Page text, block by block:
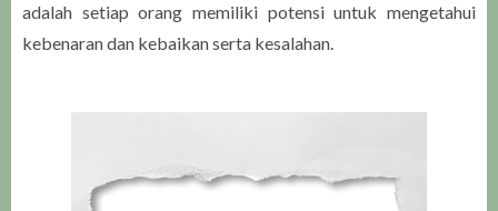
adalah setiap orang memiliki potensi untuk mengetahui
kebenaran dan kebaikan serta kesalahan.